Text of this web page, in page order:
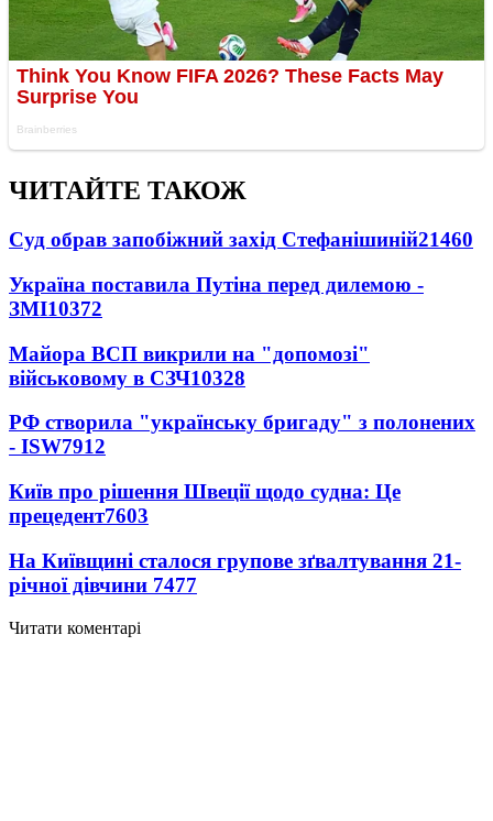
ЧИТАЙТЕ ТАКОЖ
Суд обрав запобіжний захід Стефанішиній21460
Україна поставила Путіна перед дилемою -
ЗМІ10372
Майора ВСП викрили на "допомозі"
військовому в СЗЧ10328
РФ створила "українську бригаду" з полонених
- ISW7912
Київ про рішення Швеції щодо судна: Це
прецедент7603
На Київщині сталося групове зґвалтування 21-
річної дівчини 7477
Читати коментарі